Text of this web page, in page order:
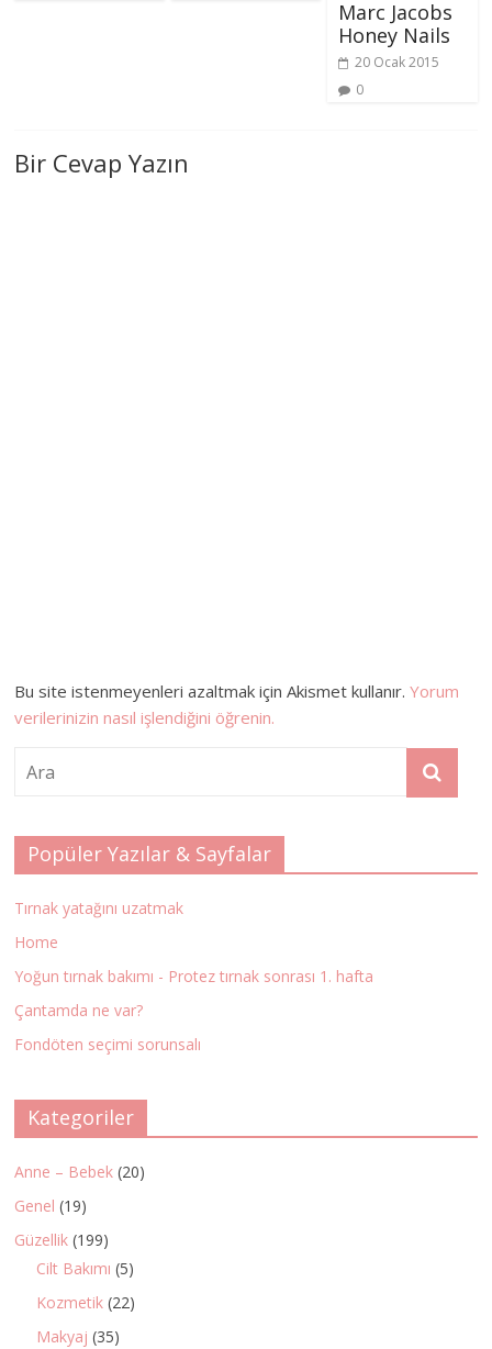
Marc Jacobs
Honey Nails
20 Ocak 2015
0
Bir Cevap Yazın
Bu site istenmeyenleri azaltmak için Akismet kullanır.Yorum
verilerinizin nasıl işlendiğini öğrenin.
Popüler Yazılar & Sayfalar
Tırnak yatağını uzatmak
Home
Yoğun tırnak bakımı - Protez tırnak sonrası 1. hafta
Çantamda ne var?
Fondöten seçimi sorunsalı
Kategoriler
Anne – Bebek (20)
Genel (19)
Güzellik (199)
Cilt Bakımı (5)
Kozmetik (22)
Makyaj (35)